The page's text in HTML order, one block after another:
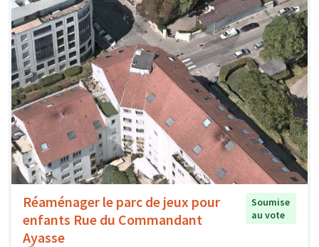
Réaménager le parc de jeux pour
enfants Rue du Commandant
Ayasse
Soumise
au vote